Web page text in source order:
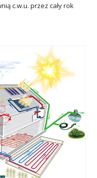
c.w.u. przez cały rok